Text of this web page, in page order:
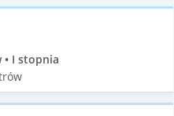
• I stopnia